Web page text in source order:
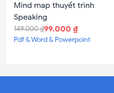
Mind map thuyết trình
Speaking
149.000 ₫99.000 ₫
Pdf &Word & Powerpoint